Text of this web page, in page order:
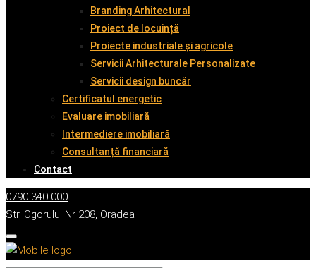
Branding Arhitectural
Proiect de locuință
Proiecte industriale și agricole
Servicii Arhitecturale Personalizate
Servicii design buncăr
Certificatul energetic
Evaluare imobiliară
Intermediere imobiliară
Consultanță financiară
Contact
0790 340 000
Str. Ogorului Nr 208, Oradea